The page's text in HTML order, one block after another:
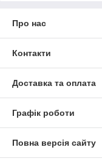
Про нас
Контакти
Доставка та оплата
Графік роботи
Повна версія сайту